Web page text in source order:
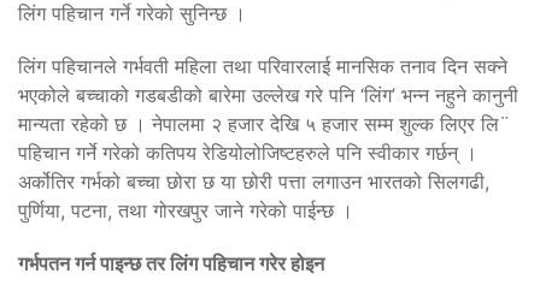
लिंग पहिचान गर्ने गरेको सुनिन्छ ।
लिंग पहिचानले गर्भवती महिला तथा परिवारलाई मानसिक तनाव दिन सक्ने
भएकोले बच्चाको गडबडीको बारेमा उल्लेख गरे पनि ‘लिंग’ भन्न नहुने कानुनी
मान्यता रहेको छ । नेपालमा २ हजार देखि ५ हजार सम्म शुल्क लिएर लि¨
पहिचान गर्ने गरेको कतिपय रेडियोलोजिष्टहरुले पनि स्वीकार गर्छन् ।
अर्कोतिर गर्भको बच्चा छोरा छ या छोरी पत्ता लगाउन भारतको सिलगढी,
पुर्णिया, पटना, तथा गोरखपुर जाने गरेको पाईन्छ ।
गर्भपतन गर्न पाइन्छ तर लिंग पहिचान गरेर होइन